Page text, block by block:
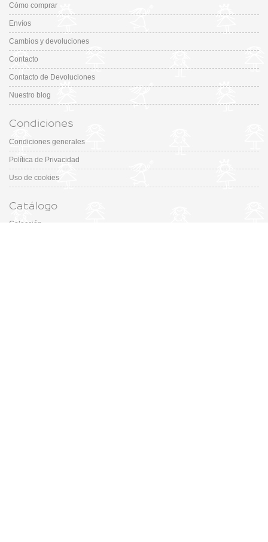
Cómo comprar
Envíos
Cambios y devoluciones
Contacto
Contacto de Devoluciones
Nuestro blog
Condiciones
Condiciones generales
Política de Privacidad
Uso de cookies
Catálogo
Colección